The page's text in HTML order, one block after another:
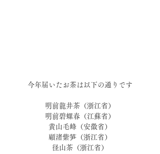
今年届いたお茶は以下の通りです
明前龍井茶（浙江省）
明前碧螺春（江蘇省）
黄山毛峰（安徽省）
顧渚紫笋（浙江省）
径山茶（浙江省）